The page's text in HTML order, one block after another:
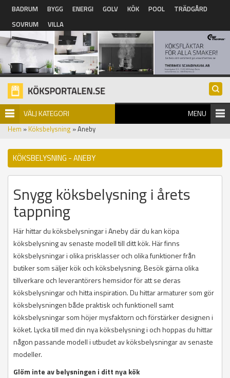
Hoppa till huvudinnehåll
BADRUM BYGG ENERGI GOLV KÖK POOL
TRÄDGÅRD
SOVRUM
VILLA
VÄLJ KATEGORI MENU
Hem » Köksbelysning » Aneby
KÖKSBELYSNING - ANEBY
Snygg köksbelysning i årets
tappning
Här hittar du köksbelysningar i Aneby där du kan köpa
köksbelysning av senaste modell till ditt kök. Här finns
köksbelysningar i olika prisklasser och olika funktioner från
butiker som säljer kök och köksbelysning. Besök gärna olika
tillverkare och leverantörers hemsidor för att se deras
köksbelysningar och hitta inspiration. Du hittar armaturer som gör
köksbelysningen både praktisk och funktionell samt
köksbelysningar som höjer mysfaktorn och förstärker designen i
köket. Lycka till med din nya köksbelysning i och hoppas du hittar
någon passande modell i utbudet av köksbelysningar av senaste
modeller.
Glöm inte av belysningen i ditt nya kök